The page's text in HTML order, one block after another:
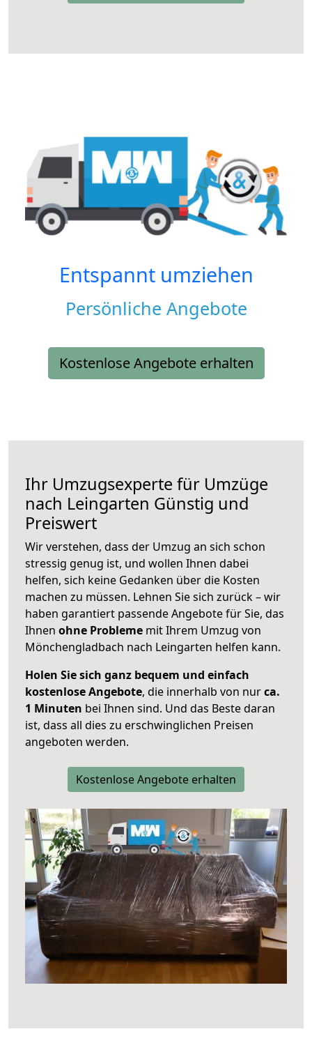
Entspannt umziehen
Persönliche Angebote
Kostenlose Angebote erhalten
Ihr Umzugsexperte für Umzüge
nach Leingarten Günstig und
Preiswert
Wir verstehen, dass der Umzug an sich schon
stressig genug ist, und wollen Ihnen dabei
helfen, sich keine Gedanken über die Kosten
machen zu müssen. Lehnen Sie sich zurück – wir
haben garantiert passende Angebote für Sie, das
Ihnen ohne Probleme mit Ihrem Umzug von
Mönchengladbach nach Leingarten helfen kann.
Holen Sie sich ganz bequem und einfach
kostenlose Angebote, die innerhalb von nurca.
1 Minuten bei Ihnen sind. Und das Beste daran
ist, dass all dies zu erschwinglichen Preisen
angeboten werden.
Kostenlose Angebote erhalten